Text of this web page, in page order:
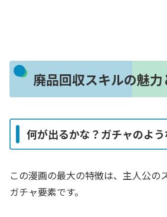
廃品回収スキルの魅力
何が出るかな？ガチャのよ
この漫画の最大の特徴は、主人公の
ガチャ要素です。